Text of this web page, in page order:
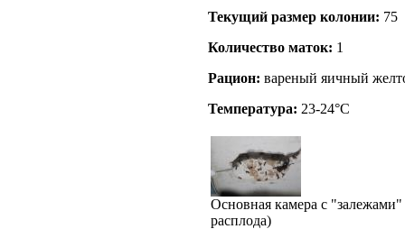
Текущий размер кoлонии: 75
Количество маток: 1
Рацион: вареный яичный
Температура: 23-24°C
Основная камера с "залежами"
расплода)